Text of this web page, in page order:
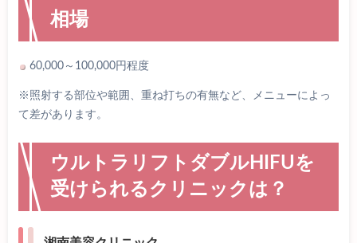
相場
60,000～100,000円程度
※照射する部位や範囲、重ね打ちの有無など、メニューによっ
て差があります。
ウルトラリフトダブルHIFUを
受けられるクリニックは？